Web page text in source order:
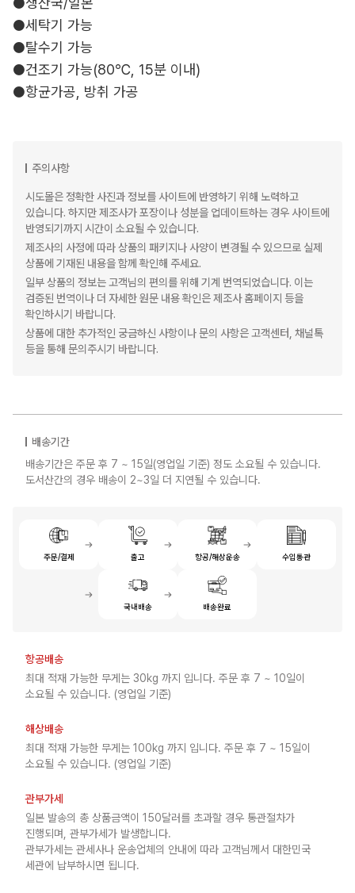
●세탁기 가능
●탈수기 가능
●건조기 가능(80℃, 15분 이내)
●항균가공, 방취 가공
주의사항
시도몰은 정확한 사진과 정보를 사이트에 반영하기 위해 노력하고
있습니다. 하지만 제조사가 포장이나 성분을 업데이트하는 경우 사이트에
반영되기까지 시간이 소요될 수 있습니다.
제조사의 사정에 따라 상품의 패키지나 사양이 변경될 수 있으므로 실제
상품에 기재된 내용을 함께 확인해 주세요.
일부 상품의 정보는 고객님의 편의를 위해 기계 번역되었습니다. 이는
검증된 번역이나 더 자세한 원문 내용 확인은 제조사 홈페이지 등을
확인하시기 바랍니다.
상품에 대한 추가적인 궁금하신 사항이나 문의 사항은 고객센터, 채널톡
등을 통해 문의주시기 바랍니다.
배송기간
배송기간은 주문 후 7 ~ 15일(영업일 기준) 정도 소요될 수 있습니다.
도서산간의 경우 배송이 2~3일 더 지연될 수 있습니다.
주문/결제 출고 항공/해상운송 수입통관
국내배송 배송완료
항공배송
최대 적재 가능한 무게는 30kg 까지 입니다. 주문 후 7 ~ 10일이
소요될 수 있습니다. (영업일 기준)
해상배송
최대 적재 가능한 무게는 100kg 까지 입니다. 주문 후 7 ~ 15일이
소요될 수 있습니다. (영업일 기준)
관부가세
일본 발송의 총 상품금액이 150달러를 초과할 경우 통관절차가
진행되며, 관부가세가 발생합니다.
관부가세는 관세사나 운송업체의 안내에 따라 고객님께서 대한민국
세관에 납부하시면 됩니다.